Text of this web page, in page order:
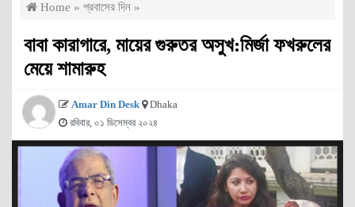
Home » প্রবাসের দিন »
বাবা কারাগারে, মায়ের গুরুতর অসুখ:মির্জা ফখরুলের
মেয়ে শামারুহ
Amar Din Desk
Dhaka
রবিবার, ০১ ডিসেম্বর ২০২৪